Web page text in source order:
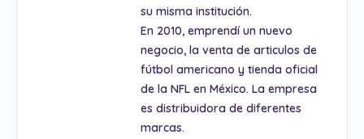
su misma institución.
En 2010, emprendí un nuevo
negocio, la venta de articulos de
fútbol americano y tienda oficial
de la NFL en México. La empresa
es distribuidora de diferentes
marcas.